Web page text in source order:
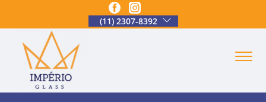
(11) 2307-8392